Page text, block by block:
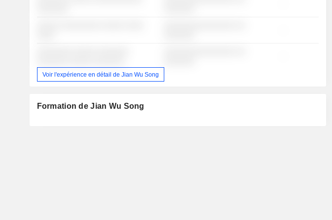
Voir l'expérience en détail de Jian Wu Song
Formation de Jian Wu Song